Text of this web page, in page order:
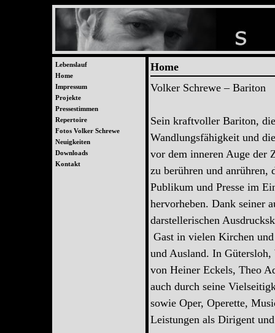
Lebenslauf
Home
Impressum
Projekte
Pressestimmen
Repertoire
Fotos Volker Schrewe
Neuigkeiten
Downloads
Kontakt
Home
Volker Schrewe – Bariton
Sein kraftvoller Bariton,
Wandlungsfähigkeit und
vor dem inneren Auge der
zu berühren und anrühren,
Publikum und Presse im
hervorheben. Dank seiner
darstellerischen
Gast in vielen Kirchen
und Ausland. In Gütersloh,
von Heiner Eckels, Theo
auch durch seine
sowie Oper, Operette,
Leistungen als Dirigent